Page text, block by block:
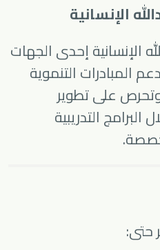
الإنسانية
الإنسانية إحدى الجهات
المبادرات التنموية
وتحرص على تطوير
التدريبية
حتى: